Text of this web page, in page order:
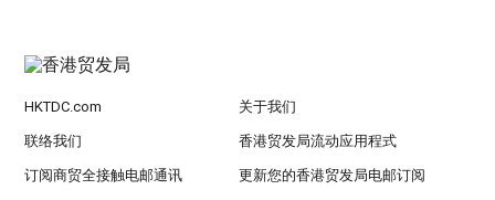
HKTDC.com 关于我们
联络我们 香港贸发局流动应用程式
订阅商贸全接触电邮通讯 更新您的香港贸发局电邮订阅